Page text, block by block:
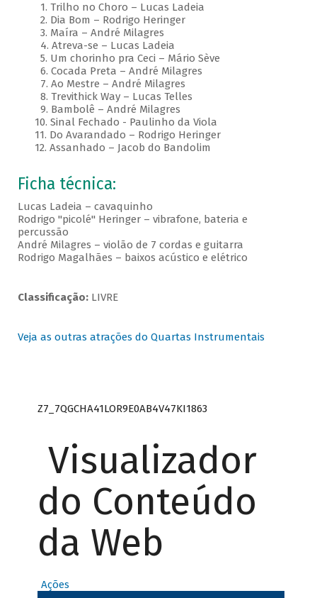
1. Trilho no Choro – Lucas Ladeia
2. Dia Bom – Rodrigo Heringer
3. Maíra – André Milagres
4. Atreva-se – Lucas Ladeia
5. Um chorinho pra Ceci – Mário Sève
6. Cocada Preta – André Milagres
7. Ao Mestre – André Milagres
8. Trevithick Way – Lucas Telles
9. Bambolê – André Milagres
10. Sinal Fechado - Paulinho da Viola
11. Do Avarandado – Rodrigo Heringer
12. Assanhado – Jacob do Bandolim
Ficha técnica:
Lucas Ladeia – cavaquinho
Rodrigo "picolé" Heringer – vibrafone, bateria e
percussão
André Milagres – violão de 7 cordas e guitarra
Rodrigo Magalhães – baixos acústico e elétrico
Classificação:LIVRE
Veja as outras atrações do Quartas Instrumentais
Z7_7QGCHA41LOR9E0AB4V47KI1863
Visualizador
do Conteúdo
da Web
Ações